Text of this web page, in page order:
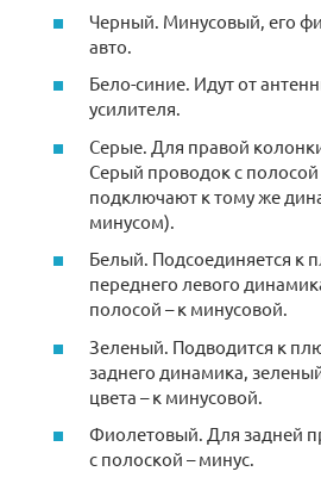
Черный. Минусовый, его
авто.
Бело-синие. Идут от
усилителя.
Серые. Для правой
Серый проводок с полосой
подключают к тому же
минусом).
Белый. Подсоединяется к
переднего левого
полосой – к минусовой.
Зеленый. Подводится к
заднего динамика,
цвета – к минусовой.
Фиолетовый. Для задней
с полоской – минус.